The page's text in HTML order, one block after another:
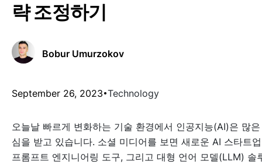
략 조정하기
Bobur Umurzokov
September 26, 2023 Technology
오늘날 빠르게 변화하는 기술 환경에서 인공지능(AI)은 많
심을 받고 있습니다. 소셜 미디어를 보면 새로운 AI 스타트
프롬프트 엔지니어링 도구, 그리고 대형 언어 모델(LLM) 솔